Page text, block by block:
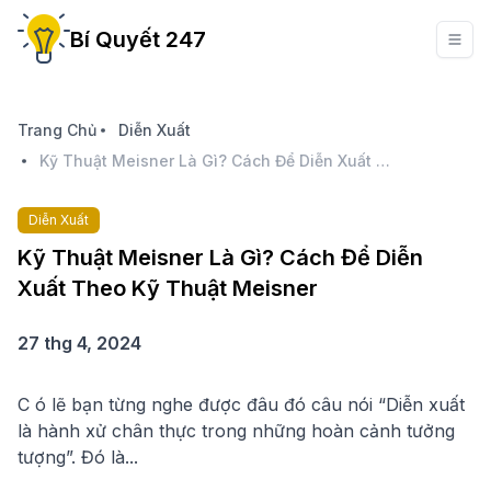
Bí Quyết 247
Trang Chủ
Diễn Xuất
Kỹ Thuật Meisner Là Gì? Cách Để Diễn Xuất Theo Kỹ Thuật Meisner
Diễn Xuất
Kỹ Thuật Meisner Là Gì? Cách Để Diễn
Xuất Theo Kỹ Thuật Meisner
27 thg 4, 2024
C ó lẽ bạn từng nghe được đâu đó câu nói “Diễn xuất
là hành xử chân thực trong những hoàn cảnh tưởng
tượng”. Đó là...